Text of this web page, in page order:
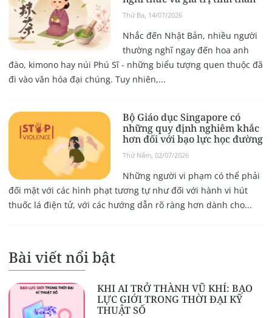
Thứ Ba, 14/07/2026
Nhắc đến Nhật Bản, nhiều người
thường nghĩ ngay đến hoa anh
đào, kimono hay núi Phú Sĩ - những biểu tượng quen thuộc đã
đi vào văn hóa đại chúng. Tuy nhiên,...
Bộ Giáo dục Singapore có
những quy định nghiêm khắc
hơn đối với bạo lực học đường
Thứ Năm, 02/07/2026
Những người vi phạm có thể phải
đối mặt với các hình phạt tương tự như đối với hành vi hút
thuốc lá điện tử, với các hướng dẫn rõ ràng hơn dành cho...
Bài viết nổi bật
KHI AI TRỞ THÀNH VŨ KHÍ: BẠO
LỰC GIỚI TRONG THỜI ĐẠI KỸ
THUẬT SỐ